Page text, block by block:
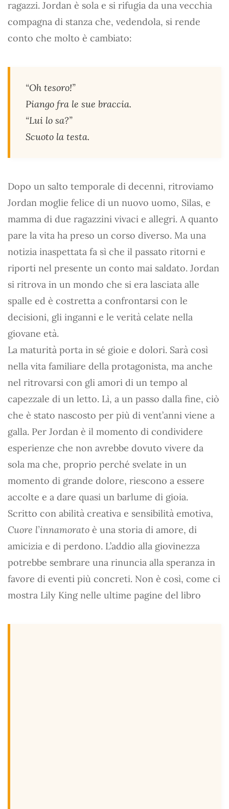
ragazzi. Jordan è sola e si rifugia da una vecchia
compagna di stanza che, vedendola, si rende
conto che molto è cambiato:
“Oh tesoro!”
Piango fra le sue braccia.
“Lui lo sa?”
Scuoto la testa.
Dopo un salto temporale di decenni, ritroviamo
Jordan moglie felice di un nuovo uomo, Silas, e
mamma di due ragazzini vivaci e allegri. A quanto
pare la vita ha preso un corso diverso. Ma una
notizia inaspettata fa sì che il passato ritorni e
riporti nel presente un conto mai saldato. Jordan
si ritrova in un mondo che si era lasciata alle
spalle ed è costretta a confrontarsi con le
decisioni, gli inganni e le verità celate nella
giovane età.
La maturità porta in sé gioie e dolori. Sarà così
nella vita familiare della protagonista, ma anche
nel ritrovarsi con gli amori di un tempo al
capezzale di un letto. Lì, a un passo dalla fine, ciò
che è stato nascosto per più di vent’anni viene a
galla. Per Jordan è il momento di condividere
esperienze che non avrebbe dovuto vivere da
sola ma che, proprio perché svelate in un
momento di grande dolore, riescono a essere
accolte e a dare quasi un barlume di gioia.
Scritto con abilità creativa e sensibilità emotiva,
Cuore l’innamorato è una storia di amore, di
amicizia e di perdono. L’addio alla giovinezza
potrebbe sembrare una rinuncia alla speranza in
favore di eventi più concreti. Non è così, come ci
mostra Lily King nelle ultime pagine del libro